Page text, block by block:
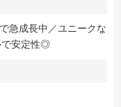
急成長中／ユニークな
で安定性◎